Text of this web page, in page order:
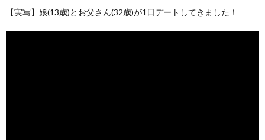
【実写】娘(13歳)とお父さん(32歳)が1日デートしてきました！